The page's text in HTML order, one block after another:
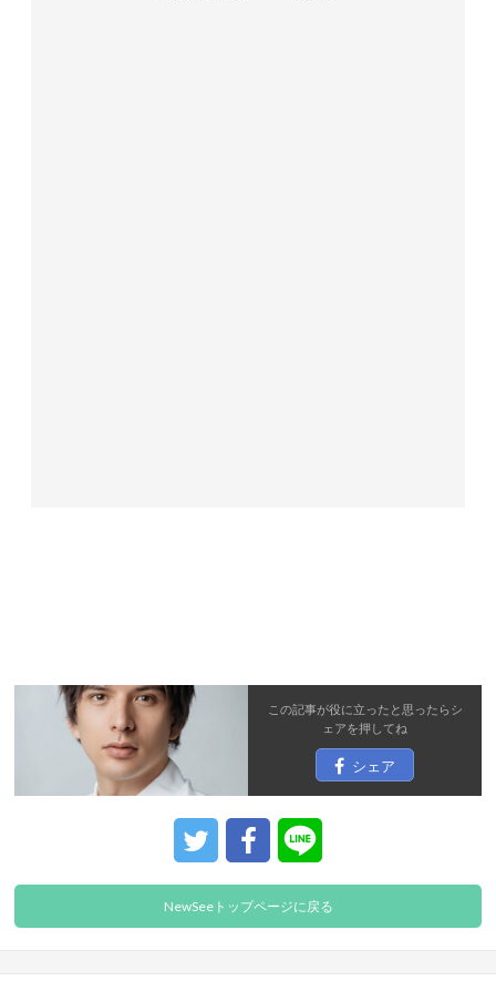
この記事が役に立ったと思ったらシ
ェアを押してね
シェア
NewSeeトップページに戻る